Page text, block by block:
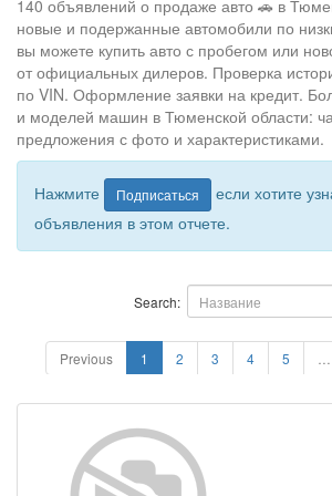
140 объявлений о продаже авто 🚗 в
новые и подержанные автомобили по
вы можете купить авто с пробегом или
от официальных дилеров. Проверка
по VIN. Оформление заявки на кредит.
и моделей машин в Тюменской области:
предложения с фото и характеристиками.
Нажмите Подписаться
если хотите
объявления в этом отчете.
Search:
Previous 1 2 3 4 5